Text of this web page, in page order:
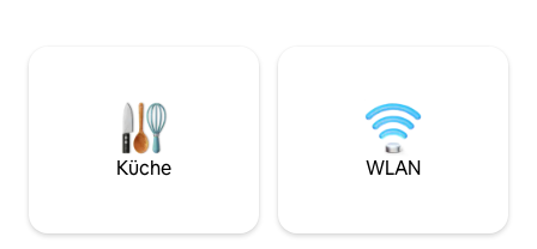
wenige Minuten von der AEON Mall, The
Breeze und ICE BSD entfernt. Genieße
50-Mbit/s-WLAN, Smart-TV, Kochnische
und Zugang zu einem Pool in
Minimarkt und einer Waschküche.
entspannen,
geerdet fühlen kannst.
Unterkunft ist
berechnen
Küche WLAN